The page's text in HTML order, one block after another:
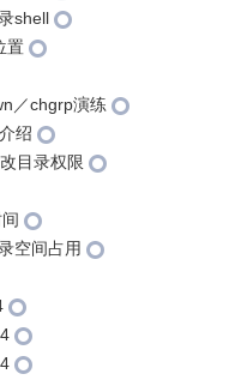
shell
置
／chgrp演练
绍
目录权限
空间占用